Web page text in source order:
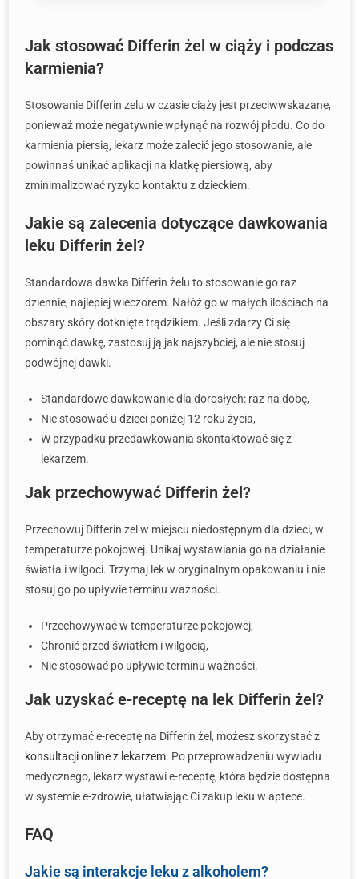
Jak stosować Differin żel w ciąży i podczas
karmienia?
Stosowanie Differin żelu w czasie ciąży jest przeciwwskazane,
ponieważ może negatywnie wpłynąć na rozwój płodu. Co do
karmienia piersią, lekarz może zalecić jego stosowanie, ale
powinnaś unikać aplikacji na klatkę piersiową, aby
zminimalizować ryzyko kontaktu z dzieckiem.
Jakie są zalecenia dotyczące dawkowania
leku Differin żel?
Standardowa dawka Differin żelu to stosowanie go raz
dziennie, najlepiej wieczorem. Nałóż go w małych ilościach na
obszary skóry dotknięte trądzikiem. Jeśli zdarzy Ci się
pominąć dawkę, zastosuj ją jak najszybciej, ale nie stosuj
podwójnej dawki.
Standardowe dawkowanie dla dorosłych: raz na dobę,
Nie stosować u dzieci poniżej 12 roku życia,
W przypadku przedawkowania skontaktować się z
lekarzem.
Jak przechowywać Differin żel?
Przechowuj Differin żel w miejscu niedostępnym dla dzieci, w
temperaturze pokojowej. Unikaj wystawiania go na działanie
światła i wilgoci. Trzymaj lek w oryginalnym opakowaniu i nie
stosuj go po upływie terminu ważności.
Przechowywać w temperaturze pokojowej,
Chronić przed światłem i wilgocią,
Nie stosować po upływie terminu ważności.
Jak uzyskać e-receptę na lek Differin żel?
Aby otrzymać e-receptę na Differin żel, możesz skorzystać z
konsultacji online z lekarzem. Po przeprowadzeniu wywiadu
medycznego, lekarz wystawi e-receptę, która będzie dostępna
w systemie e-zdrowie, ułatwiając Ci zakup leku w aptece.
FAQ
Jakie są interakcje leku z alkoholem?